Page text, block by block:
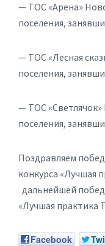
— ТОС «Арена»
поселения,
— ТОС «Лесная
поселения,
— ТОС «Светлячок»
поселения,
Поздравляем
конкурса «Лучшая
дальнейшей
«Лучшая практика
Facebook